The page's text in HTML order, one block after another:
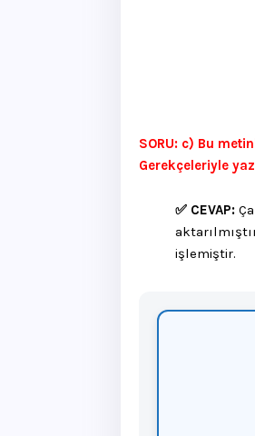
SORU: c) Bu
Gerekçeleriyle
✅ CEVAP:
işlemiştir.